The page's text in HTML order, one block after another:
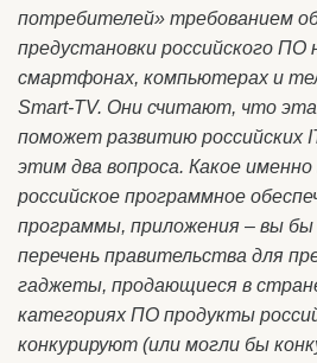
потребителей» требованием
предустановки российского ПО
смартфонах, компьютерах и
Smart-TV. Они считают, что
поможет развитию российских
этим два вопроса. Какое
российское программное
программы, приложения – вы
перечень правительства для
гаджеты, продающиеся в
категориях ПО продукты
конкурируют (или могли бы